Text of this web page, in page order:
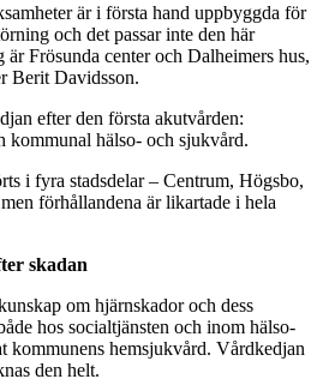
är i första hand uppbyggda för
och det passar inte den här
är Frösunda center och Dalheimers hus,
Berit Davidsson.
efter den första akutvården:
kommunal hälso- och sjukvård.
i fyra stadsdelar – Centrum, Högsbo,
förhållandena är likartade i hela
skadan
om hjärnskador och dess
hos socialtjänsten och inom hälso-
kommunens hemsjukvård. Vårdkedjan
den helt.